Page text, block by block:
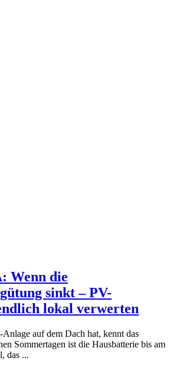
Wenn die
sinkt – PV-
lokal verwerten
auf dem Dach hat, kennt das
Sommertagen ist die Hausbatterie bis am
das ...